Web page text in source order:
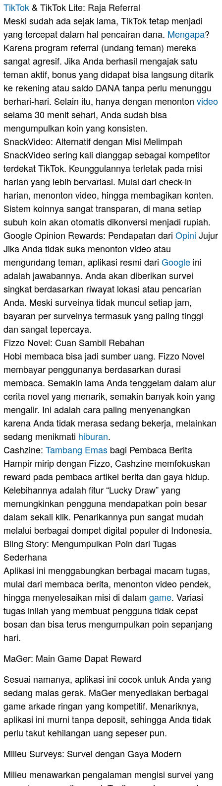
TikTok & TikTok Lite: Raja Referral
​Meski sudah ada sejak lama, TikTok tetap menjadi
yang tercepat dalam hal pencairan dana. Mengapa?
Karena program referral (undang teman) mereka
sangat agresif. Jika Anda berhasil mengajak satu
teman aktif, bonus yang didapat bisa langsung ditarik
ke rekening atau saldo DANA tanpa perlu menunggu
berhari-hari. Selain itu, hanya dengan menonton video
selama 30 menit sehari, Anda sudah bisa
mengumpulkan koin yang konsisten.
​SnackVideo: Alternatif dengan Misi Melimpah
​SnackVideo sering kali dianggap sebagai kompetitor
terdekat TikTok. Keunggulannya terletak pada misi
harian yang lebih bervariasi. Mulai dari check-in
harian, menonton video, hingga membagikan konten.
Sistem koinnya sangat transparan, di mana setiap
subuh koin akan otomatis dikonversi menjadi rupiah.
​Google Opinion Rewards: Pendapatan dari Opini Jujur
​Jika Anda tidak suka menonton video atau
mengundang teman, aplikasi resmi dari Google ini
adalah jawabannya. Anda akan diberikan survei
singkat berdasarkan riwayat lokasi atau pencarian
Anda. Meski surveinya tidak muncul setiap jam,
bayaran per surveinya termasuk yang paling tinggi
dan sangat tepercaya.
​Fizzo Novel: Cuan Sambil Rebahan
​Hobi membaca bisa jadi sumber uang. Fizzo Novel
membayar penggunanya berdasarkan durasi
membaca. Semakin lama Anda tenggelam dalam alur
cerita novel yang menarik, semakin banyak koin yang
mengalir. Ini adalah cara paling menyenangkan
karena Anda tidak merasa sedang bekerja, melainkan
sedang menikmati hiburan.
​Cashzine: Tambang Emas bagi Pembaca Berita
​Hampir mirip dengan Fizzo, Cashzine memfokuskan
reward pada pembaca artikel berita dan gaya hidup.
Kelebihannya adalah fitur “Lucky Draw” yang
memungkinkan pengguna mendapatkan poin besar
dalam sekali klik. Penarikannya pun sangat mudah
melalui berbagai dompet digital populer di Indonesia.
​Bling Story: Mengumpulkan Poin dari Tugas
Sederhana
​Aplikasi ini menggabungkan berbagai macam tugas,
mulai dari membaca berita, menonton video pendek,
hingga menyelesaikan misi di dalam game. Variasi
tugas inilah yang membuat pengguna tidak cepat
bosan dan bisa terus mengumpulkan poin sepanjang
hari.
​MaGer: Main Game Dapat Reward
​Sesuai namanya, aplikasi ini cocok untuk Anda yang
sedang malas gerak. MaGer menyediakan berbagai
game arkade ringan yang kompetitif. Menariknya,
aplikasi ini murni tanpa deposit, sehingga Anda tidak
perlu takut kehilangan uang sepeser pun.
​Milieu Surveys: Survei dengan Gaya Modern
​Milieu menawarkan pengalaman mengisi survei yang